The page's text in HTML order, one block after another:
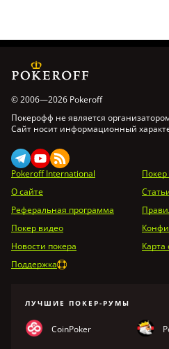
© 2006—2026 Pokeroff
Покерофф не является
Сайт носит информационный
Pokeroff International
О сайте
Реферальная программа
Покер видео
Новости покера
Карта
Поддержка
ЛУЧШИЕ ПОКЕР-РУМЫ
CoinPoker